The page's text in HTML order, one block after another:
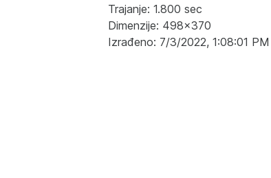
Trajanje: 1.800 sec
Dimenzije: 498x370
Izrađeno: 7/3/2022, 1:08:01 PM